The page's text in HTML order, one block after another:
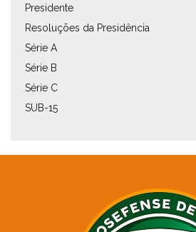
Presidente
Resoluções da Presidência
Série A
Série B
Série C
SUB-15